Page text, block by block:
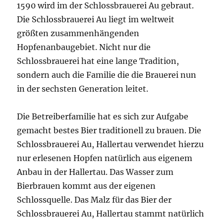
1590 wird im der Schlossbrauerei Au gebraut.
Die Schlossbrauerei Au liegt im weltweit
größten zusammenhängenden
Hopfenanbaugebiet. Nicht nur die
Schlossbrauerei hat eine lange Tradition,
sondern auch die Familie die die Brauerei nun
in der sechsten Generation leitet.
Die Betreiberfamilie hat es sich zur Aufgabe
gemacht bestes Bier traditionell zu brauen. Die
Schlossbrauerei Au, Hallertau verwendet hierzu
nur erlesenen Hopfen natürlich aus eigenem
Anbau in der Hallertau. Das Wasser zum
Bierbrauen kommt aus der eigenen
Schlossquelle. Das Malz für das Bier der
Schlossbrauerei Au, Hallertau stammt natürlich